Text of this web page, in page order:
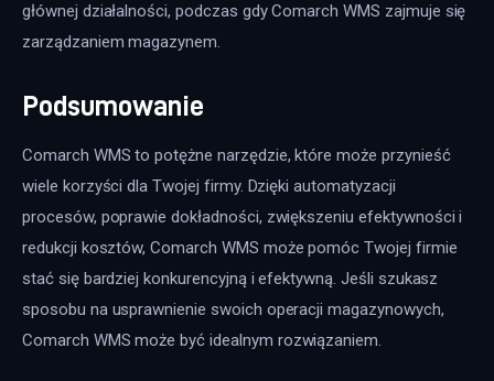
głównej działalności, podczas gdy Comarch WMS zajmuje się
zarządzaniem magazynem.
Podsumowanie
Comarch WMS to potężne narzędzie, które może przynieść
wiele korzyści dla Twojej firmy. Dzięki automatyzacji
procesów, poprawie dokładności, zwiększeniu efektywności i
redukcji kosztów, Comarch WMS może pomóc Twojej firmie
stać się bardziej konkurencyjną i efektywną. Jeśli szukasz
sposobu na usprawnienie swoich operacji magazynowych,
Comarch WMS może być idealnym rozwiązaniem.